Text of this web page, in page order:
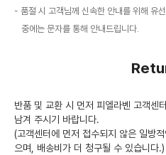
품절 시 고객님께 신속한 안내를 위해 유
중에는 문자를 통해 안내드립니다.
반품 및 교환 시 먼저 피엘라벤 고객센
남겨 주시기 바랍니다.
(고객센터에 먼저 접수되지 않은 일방
으며, 배송비가 더 청구될 수 있습니다.)